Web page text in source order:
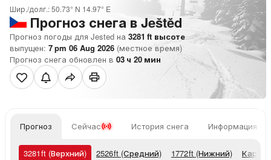
Шир./долг.:50.73° N 14.97° E
Прогноз снега в Ještěd
Прогноз погоды для Jested на 3281 ft высоте
выпущен: 7 pm 06 Aug 2026 (местное время)
Прогноз снега обновлен в 03 ч 20 мин
Прогноз Сейчас История снега Информация о
3281ft (Верхний) 2526ft (Средний) 1772ft (Нижний) Карты